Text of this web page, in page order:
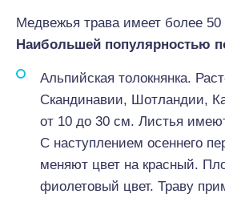
Медвежья трава имеет более
Наибольшей популярностью
Альпийская толокнянка.
Скандинавии, Шотландии,
от 10 до 30 см. Листья
С наступлением осеннего
меняют цвет на красный.
фиолетовый цвет. Траву